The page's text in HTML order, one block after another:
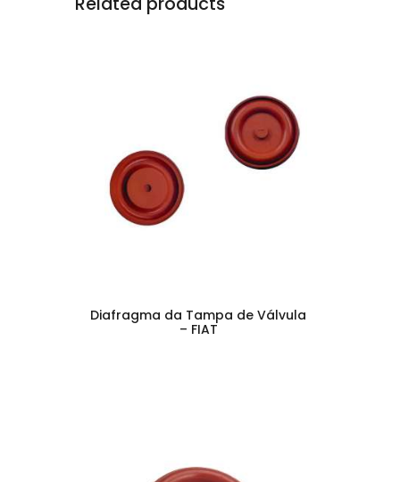
Diafragma da Tampa de Válvula
– FIAT